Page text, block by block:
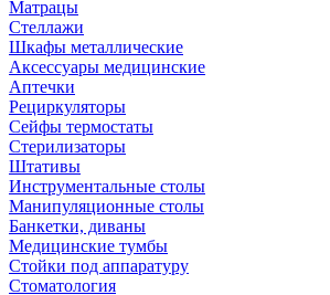
Матрацы
Стеллажи
Шкафы металлические
Аксессуары медицинские
Аптечки
Рециркуляторы
Сейфы термостаты
Стерилизаторы
Штативы
Инструментальные столы
Манипуляционные столы
Банкетки, диваны
Медицинские тумбы
Стойки под аппаратуру
Стоматология